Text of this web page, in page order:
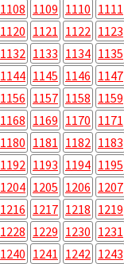
1108 1109 1110 1111
1120 1121 1122 1123
1132 1133 1134 1135
1144 1145 1146 1147
1156 1157 1158 1159
1168 1169 1170 1171
1180 1181 1182 1183
1192 1193 1194 1195
1204 1205 1206 1207
1216 1217 1218 1219
1228 1229 1230 1231
1240 1241 1242 1243